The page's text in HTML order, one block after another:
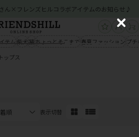
ん×フレンズヒルコラボアイテムのお知らせ♪
テム 柴犬猫 ちょっとそこまで 春夏ファッション プ
トップス
表示切替
C
l